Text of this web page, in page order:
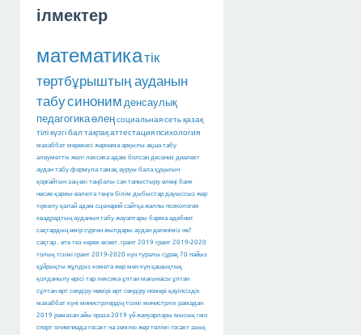
ілмектер
математикатік
төртбұрыштың ауданын
табусиноним денсаулық
педагогикаөлеңсоциальная сетьқазақ
тілікүзгі балтақпақаттестацияпсихология
махаббат мерекесі жарнама арқылы ақша табу
әлеуметтік желі лексика адам болсан десениз диалект
аудан табу формула тамақ ауруы бала құқығын
қорғайтын заң екі таңбалы сан таныстыру өлеңі банк
несие қаржы валюта теңге білім дыбыстар дауыссыз жер
тіркелу қалай адам сценарий сайтқа жалпы психология
квадрадтың ауданын табу жауаптары барма әдебиет
сақтардың өмір сүрген жылдары аудан дегеніміз не?
сақтар
өте тез керек өсиет. грант 2019 грант 2019-2020
толық тізімі грант 2019-2020 күн туралы сұрақ 70 пайыз
құйрықты жұлдыз комета жер мен күн қашықтық
қолданылу өрісі тар лексика ұлтан мағынасы ұлтан
сұлтан өрт сөндіру нөмірі өрт сөндіру номері қауіпсіздік
махаббат күні министрлердің тізімі министрлік рамадан
2019 рамазан айы ораза 2019 үй жануарлары мысық гмо
спорт олимпиада госакт на землю жер телімі госакт азық